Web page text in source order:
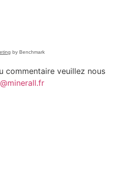
by Benchmark
commentaire veuillez nous